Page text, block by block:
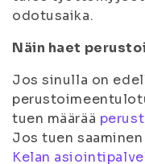
odotusaika.
Näin haet
Jos sinulla on
tuen määrää
Jos tuen
Kelan